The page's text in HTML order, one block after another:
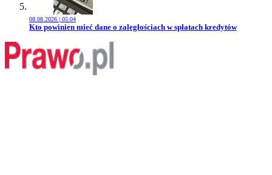
08.08.2026 | 05:04
Przejdź do artykułu:
Kto powinien mieć dane o zaległościach w spłatach kredytów